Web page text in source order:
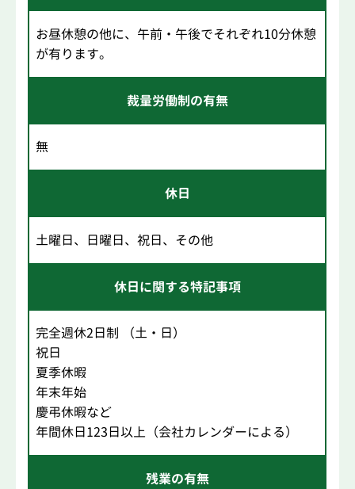
お昼休憩の他に、午前・午後でそれぞれ10分休憩
が有ります。
裁量労働制の有無
無
休日
土曜日、日曜日、祝日、その他
休日に関する特記事項
完全週休2日制 （土・日）
祝日
夏季休暇
年末年始
慶弔休暇など
年間休日123日以上（会社カレンダーによる）
残業の有無